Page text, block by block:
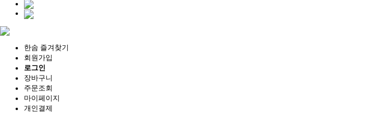
한솜 즐겨찾기
회원가입
로그인
장바구니
주문조회
마이페이지
개인결제